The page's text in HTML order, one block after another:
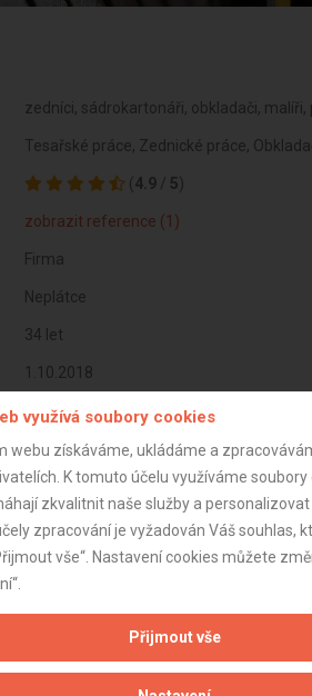
zedníci, sádrokartonáři, obkladači,
Tesařské práce, Zednické práce,
(4.9 / 5)
zobrazit reference (1)
Firma
Neplátce
34 let
1.10.2018
využívá soubory cookies
webu získáváme, ukládáme a
K tomuto účelu využíváme soubory
zkvalitnit naše služby a personalizovat
zpracování je vyžadován Váš souhlas,
vše“. Nastavení cookies můžete
Přijmout vše